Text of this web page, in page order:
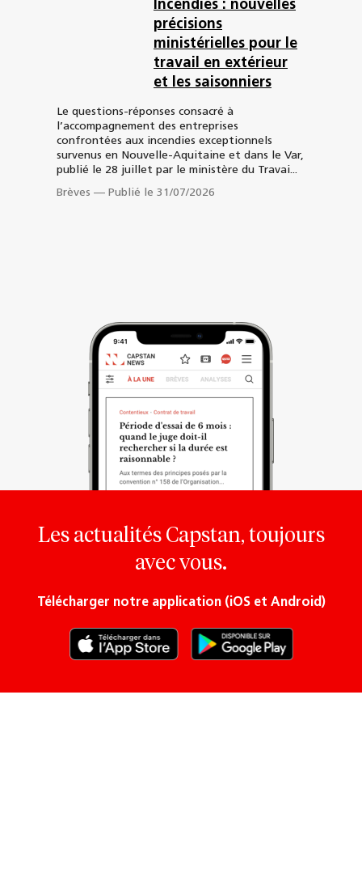
Incendies : nouvelles
précisions
ministérielles pour le
travail en extérieur
et les saisonniers
Le questions-réponses consacré à
l’accompagnement des entreprises
confrontées aux incendies exceptionnels
survenus en Nouvelle-Aquitaine et dans le Var,
publié le 28 juillet par le ministère du Travai...
Brèves — Publié le 31/07/2026
Les actualités Capstan, toujours
avec vous.
Télécharger notre application (iOS et Android)